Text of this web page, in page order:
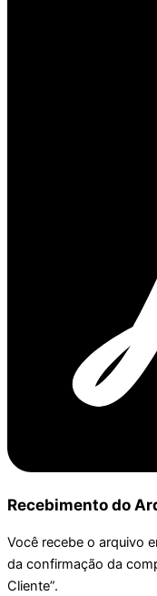
Recebimento do
Você recebe o arquivo
da confirmação da
Cliente”.